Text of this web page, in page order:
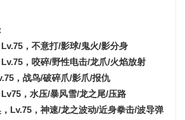
，不意打/影球/鬼火/影分身
，咬碎/野性电击/龙爪/火焰放射
，战鸟/破碎爪/影爪/报仇
，水压/暴风雪/龙之尾/压路
Lv.75，神速/龙之波动/近身拳击/波导弹